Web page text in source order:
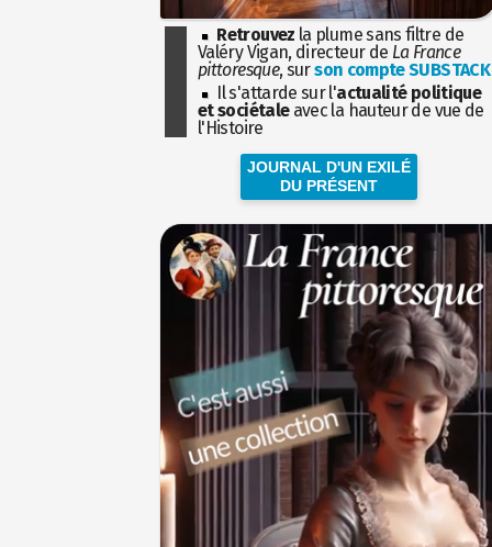
Retrouvez la plume sans filtre de
Valéry Vigan, directeur de La France
pittoresque, surson compte SUBSTACK
Il s'attarde sur l'actualité politique
et sociétaleavec la hauteur de vue de
l'Histoire
JOURNAL D'UN EXILÉ
DU PRÉSENT